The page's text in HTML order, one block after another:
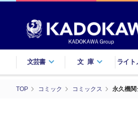
文芸書 文庫 ライト
TOP コミック コミックス 永久機関